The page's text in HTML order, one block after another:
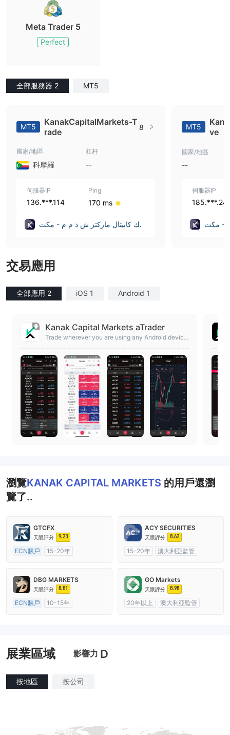
Meta Trader 5
Perfect
全部服務器 2 MT5
MT5
KanakCapitalMarkets-T
rade
8
國家/地區
科摩羅
杠杆
--
伺服器IP
136.***.114
Ping
170 ms
كاناك كابيتال ماركتز ش ذ م م - مكت
MT5
ve
國家/地區
--
伺服器IP
م - مكت
交易應用
全部應用 2 iOS 1 Android 1
Kanak Capital Markets aTrader
Trade wherever you are using any Android device
瀏覽KANAK CAPITAL MARKETS 的用戶還瀏
覽了..
GTCFX
天眼評分 9.23
ECN賬戶
15-20年
主標MT4
ACY SECURITIES
天眼評分 8.62
15-20年
澳大利亞監管
DBG MARKETS
天眼評分 8.81
ECN賬戶
10-15年
GO Markets
天眼評分 8.98
20年以上
澳大利亞監管
展業區域 影響力 D
按地區 按公司